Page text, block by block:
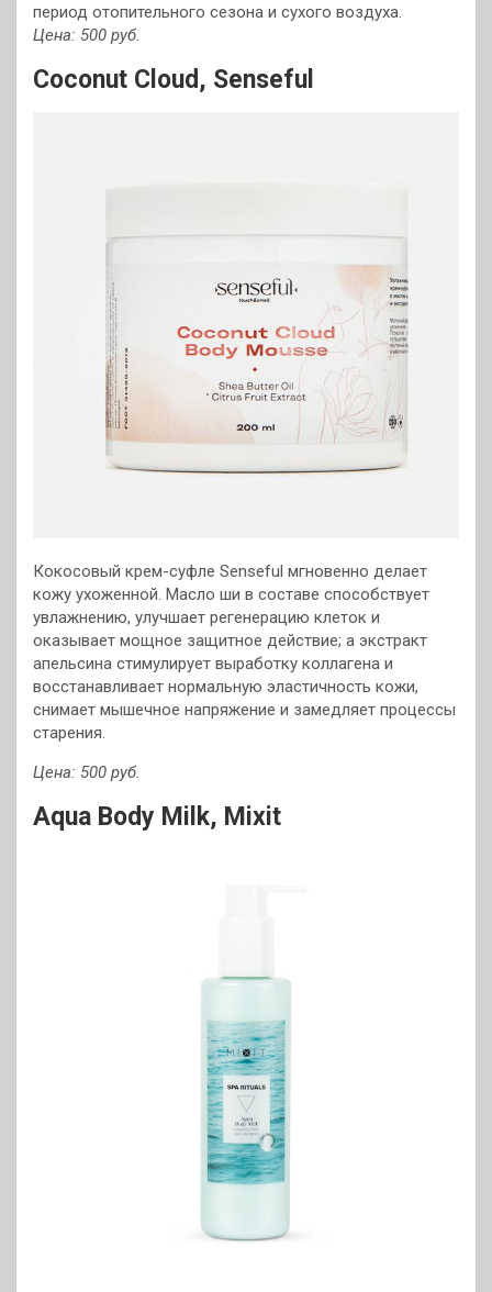
период отопительного сезона и сухого воздуха.
Цена: 500 руб.
Coconut Cloud, Senseful
Кокосовый крем-суфле Senseful мгновенно делает
кожу ухоженной. Масло ши в составе способствует
увлажнению, улучшает регенерацию клеток и
оказывает мощное защитное действие; а экстракт
апельсина стимулирует выработку коллагена и
восстанавливает нормальную эластичность кожи,
снимает мышечное напряжение и замедляет процессы
старения.
Цена: 500 руб.
Aqua Body Milk, Mixit